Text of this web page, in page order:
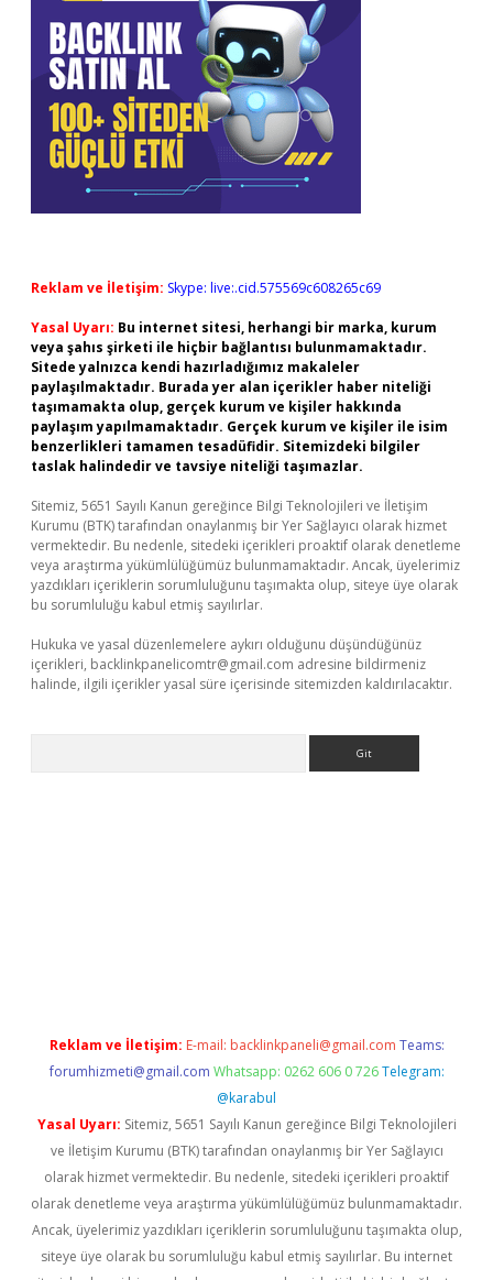
Reklam ve İletişim: Skype: live:.cid.575569c608265c69
Yasal Uyarı: Bu internet sitesi, herhangi bir marka, kurum
veya şahıs şirketi ile hiçbir bağlantısı bulunmamaktadır.
Sitede yalnızca kendi hazırladığımız makaleler
paylaşılmaktadır. Burada yer alan içerikler haber niteliği
taşımamakta olup, gerçek kurum ve kişiler hakkında
paylaşım yapılmamaktadır. Gerçek kurum ve kişiler ile isim
benzerlikleri tamamen tesadüfidir. Sitemizdeki bilgiler
taslak halindedir ve tavsiye niteliği taşımazlar.
Sitemiz, 5651 Sayılı Kanun gereğince Bilgi Teknolojileri ve İletişim
Kurumu (BTK) tarafından onaylanmış bir Yer Sağlayıcı olarak hizmet
vermektedir. Bu nedenle, sitedeki içerikleri proaktif olarak denetleme
veya araştırma yükümlülüğümüz bulunmamaktadır. Ancak, üyelerimiz
yazdıkları içeriklerin sorumluluğunu taşımakta olup, siteye üye olarak
bu sorumluluğu kabul etmiş sayılırlar.
Hukuka ve yasal düzenlemelere aykırı olduğunu düşündüğünüz
içerikleri, backlinkpanelicomtr@gmail.com adresine bildirmeniz
halinde, ilgili içerikler yasal süre içerisinde sitemizden kaldırılacaktır.
Reklam ve İletişim: E-mail: backlinkpaneli@gmail.com Teams:
forumhizmeti@gmail.com Whatsapp: 0262 606 0 726 Telegram:
@karabul
Yasal Uyarı: Sitemiz, 5651 Sayılı Kanun gereğince Bilgi Teknolojileri
ve İletişim Kurumu (BTK) tarafından onaylanmış bir Yer Sağlayıcı
olarak hizmet vermektedir. Bu nedenle, sitedeki içerikleri proaktif
olarak denetleme veya araştırma yükümlülüğümüz bulunmamaktadır.
Ancak, üyelerimiz yazdıkları içeriklerin sorumluluğunu taşımakta olup,
siteye üye olarak bu sorumluluğu kabul etmiş sayılırlar. Bu internet